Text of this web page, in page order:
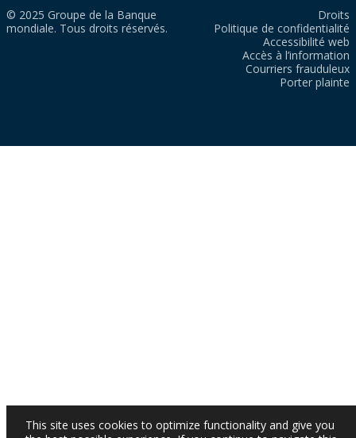
© 2025 Groupe de la Banque
mondiale. Tous droits réservés.
Droits
Politique de confidentialité
Accessibilité web
Accès à l’information
Courriers frauduleux
Porter plainte
This site uses cookies to optimize functionality and give you